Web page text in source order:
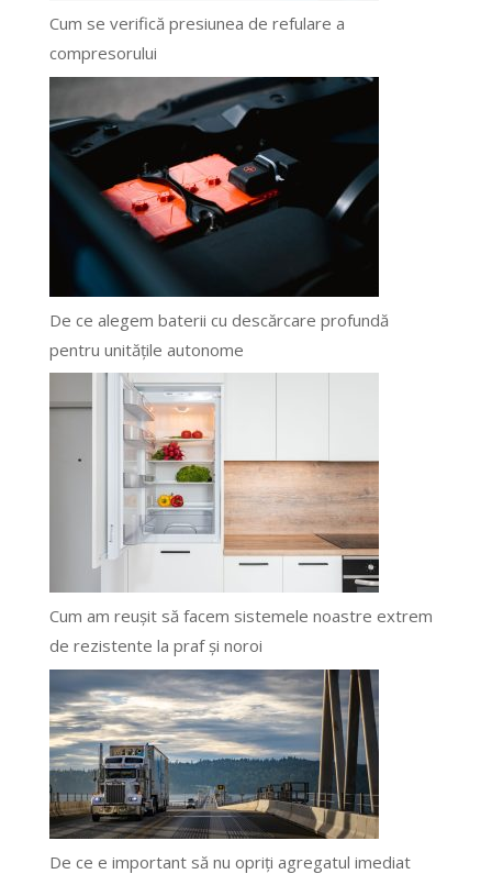
Cum se verifică presiunea de refulare a
compresorului
De ce alegem baterii cu descărcare profundă
pentru unitățile autonome
Cum am reușit să facem sistemele noastre extrem
de rezistente la praf și noroi
De ce e important să nu opriți agregatul imediat